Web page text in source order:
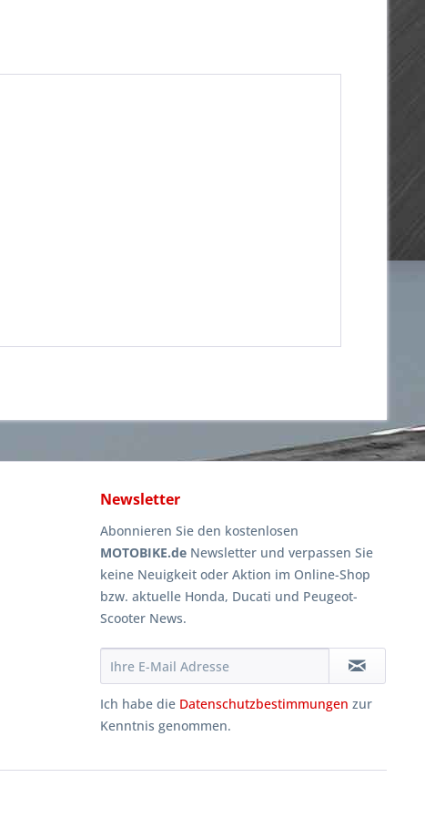
Newsletter
Abonnieren Sie den kostenlosen
MOTOBIKE.de Newsletter und verpassen Sie
keine Neuigkeit oder Aktion im Online-Shop
bzw. aktuelle Honda, Ducati und Peugeot-
Scooter News.
Ich habe die Datenschutzbestimmungen zur
Kenntnis genommen.